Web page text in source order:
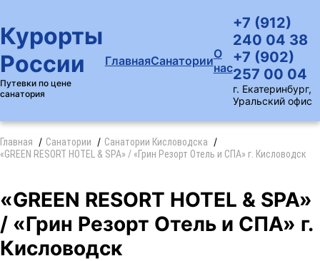
Курорты
России
Путевки по цене
санатория
ГлавнаяСанаторииО
нас
+7 (912)
240 04 38
+7 (902)
257 00 04
г. Екатеринбург,
Уральский офис
Главная Санатории
Санатории Кисловодска
«GREEN RESORT HOTEL & SPA» / «Грин Резорт Отель и СПА» г. Кисловодск
«GREEN RESORT HOTEL & SPA»
/ «Грин Резорт Отель и СПА» г.
Кисловодск